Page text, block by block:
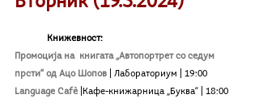
Книжевност:
Промоција на  книгата „Автопортрет со седум
прсти“ од Ацо Шопов | Лабораториум | 19:00
Language Cafѐ
Кафе-книжарница „Буква“ 18:00